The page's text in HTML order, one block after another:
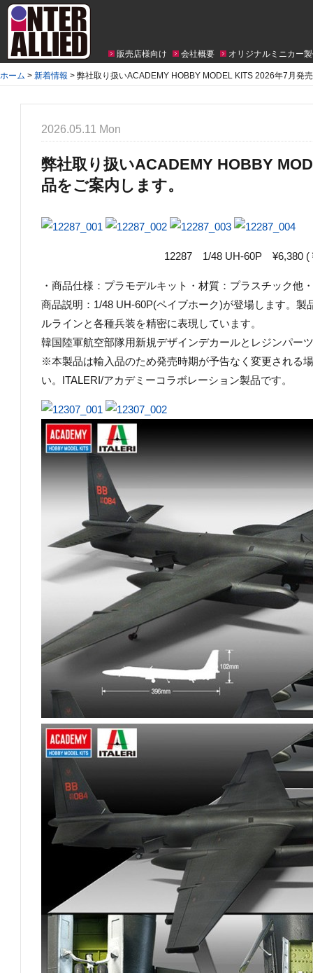
販売店様向け 会社概要 オリジナルミニカー
ホーム > 新着情報 > 弊社取り扱いACADEMY HOBBY MODEL KITS 2026年7月発
2026.05.11 Mon
弊社取り扱いACADEMY HOBBY
品をご案内します。
12287 1/48 UH-60P ¥6,380 (
・商品仕様：プラモデルキット・材質：プラスチック他
商品説明：1/48 UH-60P(ペイブホーク)が登場します。
ルラインと各種兵装を精密に表現しています。
韓国陸軍航空部隊用新規デザインデカールとレジンパー
※本製品は輸入品のため発売時期が予告なく変更される
い。ITALERI/アカデミーコラボレーション製品です。